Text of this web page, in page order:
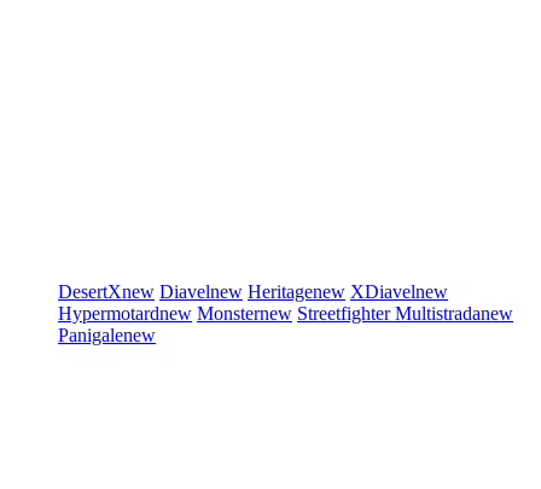
DesertXnew Diavelnew Heritagenew XDiavelnew
Hypermotardnew Monsternew StreetfighterMultistradanew
Panigalenew